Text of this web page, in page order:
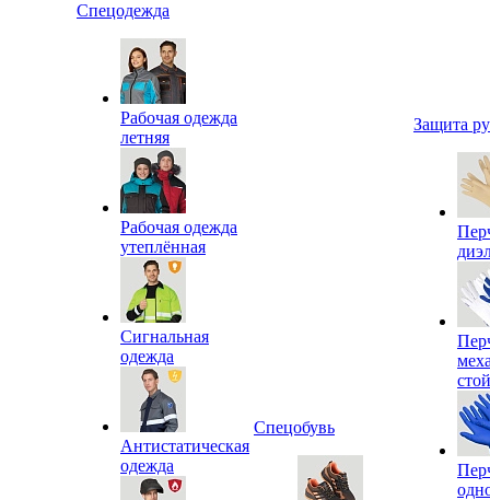
Спецодежда
Рабочая одежда
летняя
Рабочая одежда
утеплённая
Сигнальная
одежда
Антистатическая
одежда
Спецобувь
Защита